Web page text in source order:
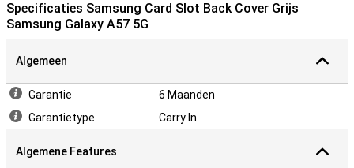
Specificaties Samsung Card Slot Back Cover Grijs
Samsung Galaxy A57 5G
Algemeen
Garantie
6 Maanden
Garantietype
Carry In
Algemene Features